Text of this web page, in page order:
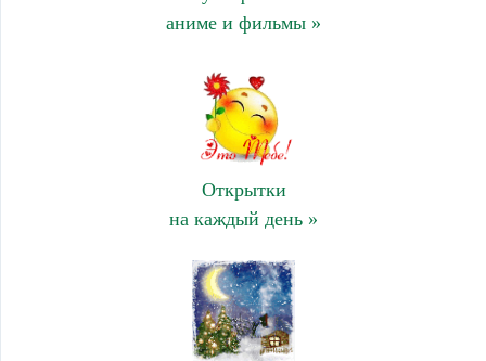
аниме и фильмы »
Открытки
на каждый день »